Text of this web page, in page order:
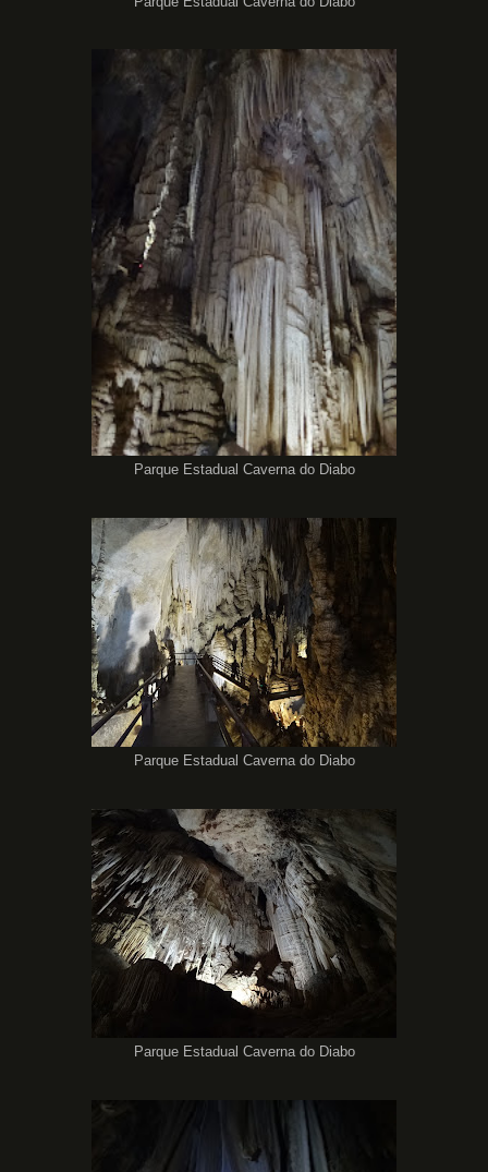
Parque Estadual Caverna do Diabo
Parque Estadual Caverna do Diabo
Parque Estadual Caverna do Diabo